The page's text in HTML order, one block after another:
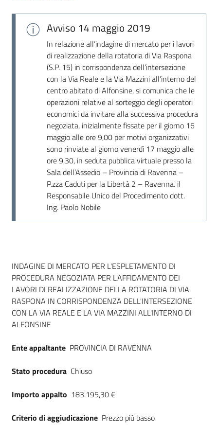
Avviso 14 maggio 2019
In relazione all’indagine di mercato per i lavori
di realizzazione della rotatoria di Via Raspona
(S.P. 15) in corrispondenza dell’intersezione
con la Via Reale e la Via Mazzini all’interno del
centro abitato di Alfonsine, si comunica che le
operazioni relative al sorteggio degli operatori
economici da invitare alla successiva procedura
negoziata, inizialmente fissate per il giorno 16
maggio alle ore 9,00 per motivi organizzativi
sono rinviate al giorno venerdì 17 maggio alle
ore 9,30, in seduta pubblica virtuale presso la
Sala dell’Assedio – Provincia di Ravenna –
P.zza Caduti per la Libertà 2 – Ravenna. il
Responsabile Unico del Procedimento dott.
Ing. Paolo Nobile
Dati del bando
INDAGINE DI MERCATO PER L'ESPLETAMENTO DI
PROCEDURA NEGOZIATA PER L'AFFIDAMENTO DEI
LAVORI DI REALIZZAZIONE DELLA ROTATORIA DI VIA
RASPONA IN CORRISPONDENZA DELL'INTERSEZIONE
CON LA VIA REALE E LA VIA MAZZINI ALL'INTERNO DI
ALFONSINE
Ente appaltante PROVINCIA DI RAVENNA
Stato procedura Chiuso
Importo appalto 183.195,30 €
Criterio di aggiudicazione Prezzo più basso